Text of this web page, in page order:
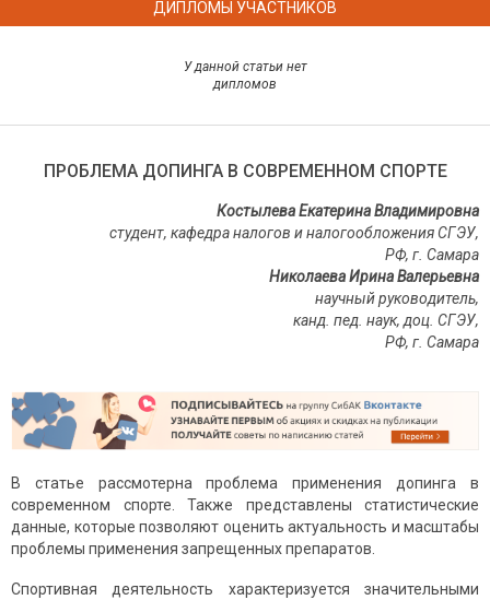
ДИПЛОМЫ УЧАСТНИКОВ
У данной статьи нет
дипломов
ПРОБЛЕМА ДОПИНГА В СОВРЕМЕННОМ СПОРТЕ
Костылева Екатерина Владимировна
студент, кафедра налогов и налогообложения СГЭУ,
РФ, г. Самара
Николаева Ирина Валерьевна
научный руководитель,
канд. пед. наук, доц. СГЭУ,
РФ, г . Самара
В статье рассмотерна проблема применения допинга в
современном спорте. Также представлены статистические
данные, которые позволяют оценить актуальность и масштабы
проблемы применения запрещенных препаратов.
Спортивная деятельность характеризуется значительными